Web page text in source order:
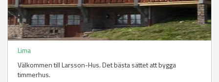
Lima
Välkommen till Larsson-Hus. Det bästa sättet att bygga
timmerhus.